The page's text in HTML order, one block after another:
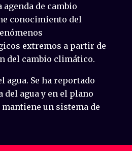
de cambio
conocimiento del
extremos a partir de
del cambio climático.
agua. Se ha reportado
del agua y en el plano
un sistema de